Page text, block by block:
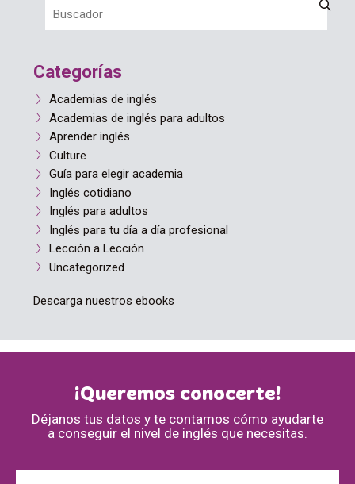
Categorías
Academias de inglés
Academias de inglés para adultos
Aprender inglés
Culture
Guía para elegir academia
Inglés cotidiano
Inglés para adultos
Inglés para tu día a día profesional
Lección a Lección
Uncategorized
Descarga nuestros ebooks
¡Queremos conocerte!
Déjanos tus datos y te contamos cómo ayudarte
a conseguir el nivel de inglés que necesitas.